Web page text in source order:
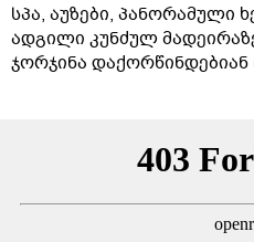
სპა, აუზები, პანორამული
ადგილი კუნძულ
ჯორჯინა